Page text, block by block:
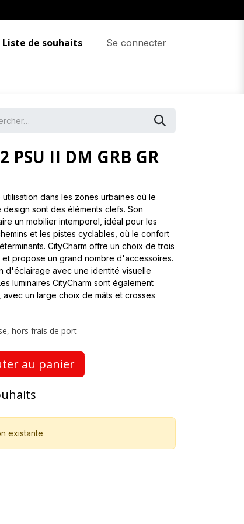
Liste de souhaits Se connecter
PSU II DM GRB GR
dans les zones urbaines où le
sont des éléments clefs. Son
un mobilier intemporel, idéal pour les
et les pistes cyclables, où le confort
CityCharm offre un choix de trois
propose un grand nombre d'accessoires.
d'éclairage avec une identité visuelle
luminaires CityCharm sont également
un large choix de mâts et crosses
hors frais de port
au panier
existante